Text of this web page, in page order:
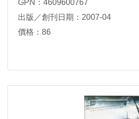
GPN：4609600767
出版／創刊日期：2007-04
價格：86